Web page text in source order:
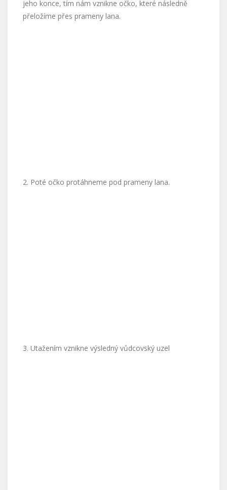
jeho konce, tím nám vznikne očko, které následně
přeložíme přes prameny lana.
2. Poté očko protáhneme pod prameny lana.
3. Utažením vznikne výsledný vůdcovský uzel